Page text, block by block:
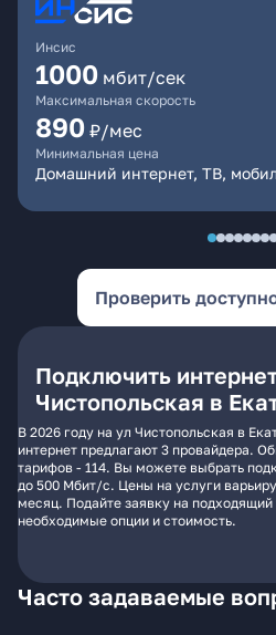
Инсис
1000 мбит/сек
Максимальная скорость
890 ₽/мес
Минимальная цена
Домашний интернет, ТВ,
Проверить
Подключить
Чистопольская в
В 2026 году на ул Чистопольская в
интернет предлагают 3 провайдера.
тарифов - 114. Вы можете выбрать
до 500 Мбит/с. Цены на услуги
месяц. Подайте заявку на
необходимые опции и стоимость.
Часто задаваемые